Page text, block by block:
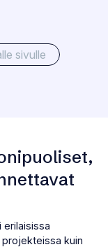
sivulle
erilaisissa
kuin